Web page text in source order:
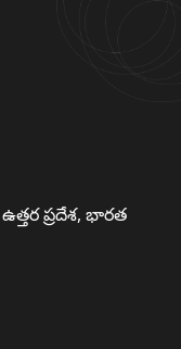
ప్రదేశ, భారత